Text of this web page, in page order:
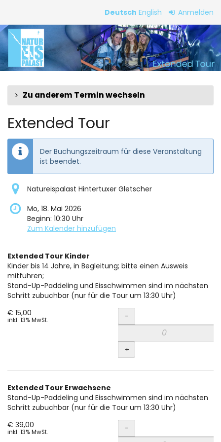
Inhalt
springen
Deutsch English Anmelden
Extended
Tour
Zu anderem Termin wechseln
Extended Tour
Der Buchungszeitraum für diese Veranstaltung
ist beendet.
Natureispalast Hintertuxer Gletscher
Mo, 18. Mai 2026
Beginn: 10:30 Uhr
Zum Kalender hinzufügen
Produkte
Unkategorisierte
Produkte
Extended Tour Kinder
Kinder bis 14 Jahre, in Begleitung; bitte einen Ausweis
mitführen;
Stand-Up-Paddeling und Eisschwimmen sind im nächsten
Schritt zubuchbar (nur für die Tour um 13:30 Uhr)
€ 15,00
inkl. 13% MwSt. Menge
-
+
Extended Tour Erwachsene
Stand-Up-Paddeling und Eisschwimmen sind im nächsten
Schritt zubuchbar (nur für die Tour um 13:30 Uhr)
€ 39,00
inkl. 13% MwSt. Menge
-